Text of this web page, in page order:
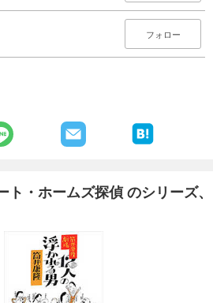
フォロー
・ホームズ探偵 のシリーズ、